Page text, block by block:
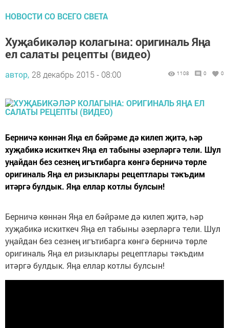
НОВОСТИ СО ВСЕГО СВЕТА
Хуҗабикәләр колагына: оригиналь Яңа
ел салаты рецепты (видео)
автор, 28 декабрь 2015 - 08:00 1108 0 0
Берничә көннән Яңа ел бәйрәме дә килеп җитә, һәр
хуҗабикә искиткеч Яңа ел табыны әзерләргә тели. Шул
уңайдан без сезнең игътибарга көнгә берничә төрле
оригиналь Яңа ел ризыклары рецептлары тәкъдим
итәргә булдык. Яңа еллар котлы булсын!
Берничә көннән Яңа ел бәйрәме дә килеп җитә, һәр
хуҗабикә искиткеч Яңа ел табыны әзерләргә тели. Шул
уңайдан без сезнең игътибарга көнгә берничә төрле
оригиналь Яңа ел ризыклары рецептлары тәкъдим
итәргә булдык. Яңа еллар котлы булсын!